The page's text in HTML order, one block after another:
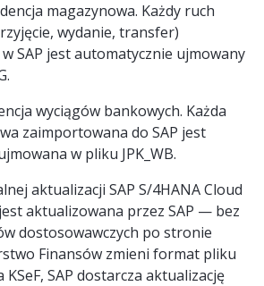
magazynowa. Każdy ruch
wydanie, transfer)
SAP jest automatycznie ujmowany
wyciągów bankowych. Każda
zaimportowana do SAP jest
w pliku JPK_WB.
aktualizacji SAP S/4HANA Cloud
aktualizowana przez SAP — bez
dostosowawczych po stronie
Finansów zmieni format pliku
KSeF, SAP dostarcza aktualizację